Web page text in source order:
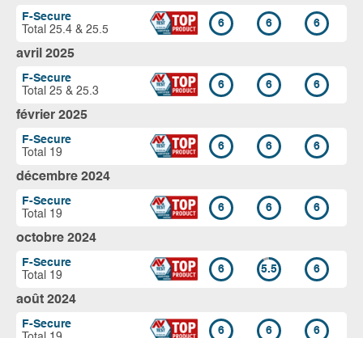
F-Secure
Total 25.4 & 25.5
6 6 6
avril 2025
F-Secure
Total 25 & 25.3
6 6 6
février 2025
F-Secure
Total 19
6 6 6
décembre 2024
F-Secure
Total 19
6 6 6
octobre 2024
F-Secure
Total 19
6 5.5 6
août 2024
F-Secure
6 6 6